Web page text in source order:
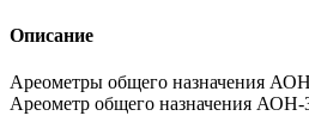
Описание
Ареометры общего назначения
Ареометр общего назначения АОН-